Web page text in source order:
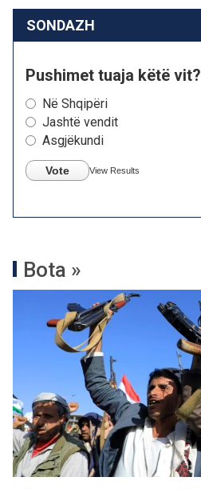
SONDAZH
Pushimet tuaja këtë vit?
Në Shqipëri
Jashtë vendit
Asgjëkundi
Vote View Results
Bota »